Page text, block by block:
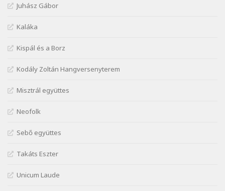
Szélkiáltó
Márai Sándor: A világ füst
Márai Sándor: Ámen
Szélkiáltó
Márai Sándor: Dalocska
Márai Sándor: Együgyű vers gyorsvonatban
Márai Sándor: Ez a kávéház
Szélkiáltó
Juhász Gábor
Kaláka
Kispál és a Borz
Kodály Zoltán Hangversenyterem
Misztrál együttes
Neofolk
Sebő együttes
Takáts Eszter
Unicum Laude